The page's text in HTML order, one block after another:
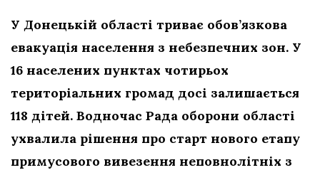
У Донецькій області триває обов’язкова
евакуація населення з небезпечних зон. У
16 населених пунктах чотирьох
територіальних громад досі залишається
118 дітей. Водночас Рада оборони області
ухвалила рішення про старт нового етапу
примусового вивезення неповнолітніх з